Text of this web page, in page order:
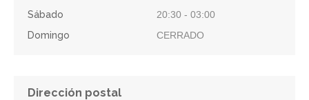
Sábado
20:30 - 03:00
Domingo
CERRADO
Dirección postal